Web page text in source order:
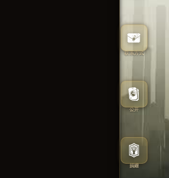
联系方式
公开
捐赠